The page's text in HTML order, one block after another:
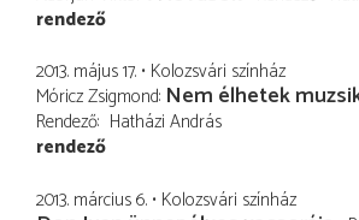
rendező
2013. május 17. Kolozsvári színház
Móricz Zsigmond Nem élhetek
Rendező Hatházi András
rendező
2013. március 6. Kolozsvári színház